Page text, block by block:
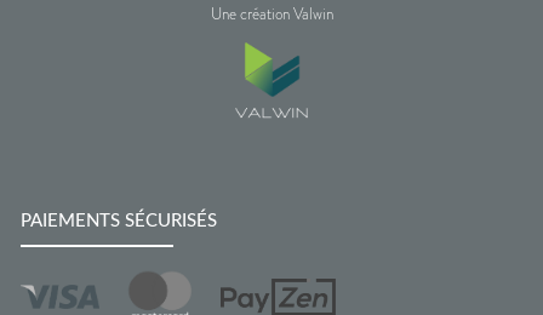
Une création Valwin
PAIEMENTS SÉCURISÉS